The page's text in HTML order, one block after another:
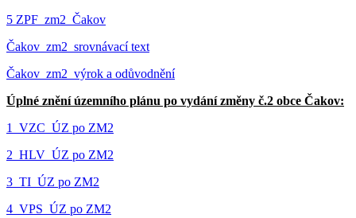
5 ZPF_zm2_Čakov
Čakov_zm2_srovnávací text
Čakov_zm2_výrok a odůvodnění
Úplné znění územního plánu po vydání změny č.2 obce Čakov:
1_VZC_ÚZ po ZM2
2_HLV_ÚZ po ZM2
3_TI_ÚZ po ZM2
4_VPS_ÚZ po ZM2